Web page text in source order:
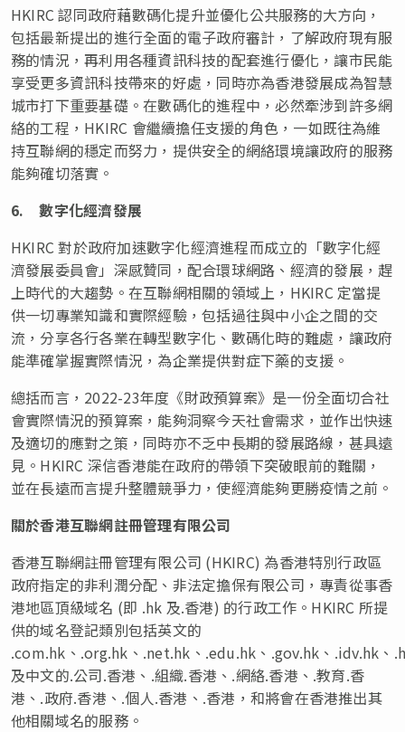
HKIRC 認同政府藉數碼化提升並優化公共服務的大方向，
包括最新提出的進行全面的電子政府審計，了解政府現有服
務的情況，再利用各種資訊科技的配套進行優化，讓市民能
享受更多資訊科技帶來的好處，同時亦為香港發展成為智慧
城市打下重要基礎。在數碼化的進程中，必然牽涉到許多網
絡的工程，HKIRC 會繼續擔任支援的角色，一如既往為維
持互聯網的穩定而努力，提供安全的網絡環境讓政府的服務
能夠確切落實。
6.數字化經濟發展
HKIRC 對於政府加速數字化經濟進程而成立的「數字化經
濟發展委員會」深感贊同，配合環球網路、經濟的發展，趕
上時代的大趨勢。在互聯網相關的領域上，HKIRC 定當提
供一切專業知識和實際經驗，包括過往與中小企之間的交
流，分享各行各業在轉型數字化、數碼化時的難處，讓政府
能準確掌握實際情況，為企業提供對症下藥的支援。
總括而言，2022-23年度《財政預算案》是一份全面切合社
會實際情況的預算案，能夠洞察今天社會需求，並作出快速
及適切的應對之策，同時亦不乏中長期的發展路線，甚具遠
見。HKIRC 深信香港能在政府的帶領下突破眼前的難關，
並在長遠而言提升整體競爭力，使經濟能夠更勝疫情之前。
關於香港互聯網註冊管理有限公司
香港互聯網註冊管理有限公司 (HKIRC) 為香港特別行政區
政府指定的非利潤分配、非法定擔保有限公司，專責從事香
港地區頂級域名 (即 .hk 及.香港) 的行政工作。HKIRC 所提
供的域名登記類別包括英文的
.com.hk、.org.hk、.net.hk、.edu.hk、.gov.hk、.idv.hk、
及中文的.公司.香港、.組織.香港、.網絡.香港、.教育.香
港、.政府.香港、.個人.香港、.香港，和將會在香港推出其
他相關域名的服務。